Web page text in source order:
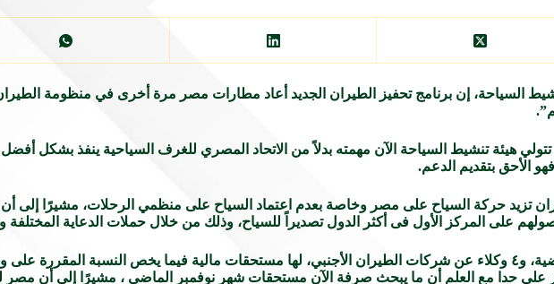
السياحة، إن برنامج تحفيز الطيران الجديد أعاد مطارات مصر مرة أخرى في منظومة
هيئة تنشيط السياحة الآن مهمته بدلاً من الاتحاد المصري للغرف السياحية ينفذ بشكل
الأحق بتقديم الدعم.
تزيد حركة السياح على مصر وخاصة بعدم اعتماد السياح على منظمي الرحلات، مشيرًا إلى
على المركز الأول فى أكثر الدول تصديراً للسياح، وذلك من خلال حملات الدعاية المختلفة
وأضاف، أن هناك ١٧ شركة للخدمات الأرضیة، و٤ وكلاء عن شركات الطیران الأجنبي، لھا مستحقات مالیة فیما یخص النسبة
على حدا مع العلم أن ما يبحث صرفة الآن مستحقات شهر نوفمبر الماضي ، مشیرًا إلى أن مصر